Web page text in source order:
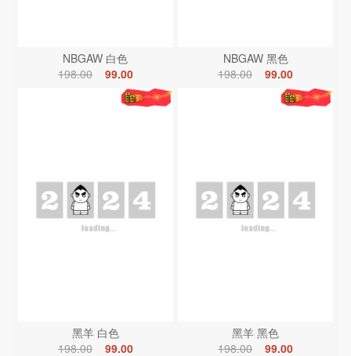
NBGAW 白色
198.00
99.00
NBGAW 黑色
198.00
99.00
黑羊 白色
198.00
99.00
黑羊 黑色
198.00
99.00